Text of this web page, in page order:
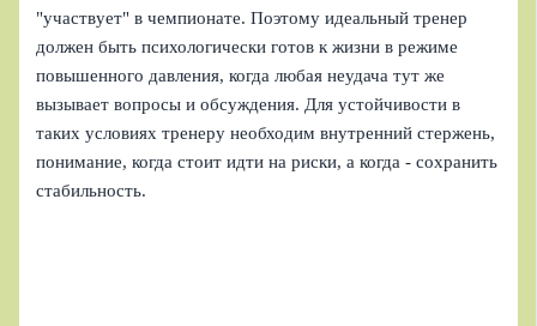
"участвует" в чемпионате. Поэтому идеальный тренер
должен быть психологически готов к жизни в режиме
повышенного давления, когда любая неудача тут же
вызывает вопросы и обсуждения. Для устойчивости в
таких условиях тренеру необходим внутренний стержень,
понимание, когда стоит идти на риски, а когда - сохранить
стабильность.